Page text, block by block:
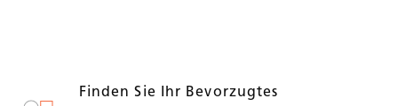
Finden Sie Ihr Bevorzugtes